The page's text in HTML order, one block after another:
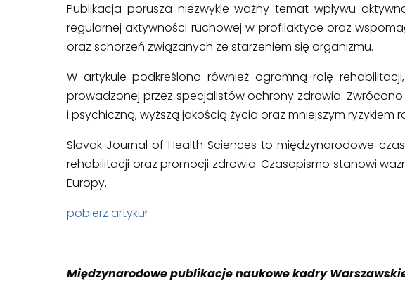
Publikacja porusza niezwykle ważny temat wpływu
regularnej aktywności ruchowej w profilaktyce oraz
oraz schorzeń związanych ze starzeniem się organizmu.
W artykule podkreślono również ogromną rolę
prowadzonej przez specjalistów ochrony zdrowia.
i psychiczną, wyższą jakością życia oraz mniejszym ryzykiem
Slovak Journal of Health Sciences to międzynarodowe
rehabilitacji oraz promocji zdrowia. Czasopismo stanowi
Europy.
pobierz artykuł
Międzynarodowe publikacje naukowe kadry